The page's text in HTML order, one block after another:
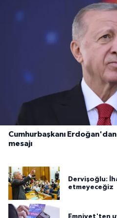
Cumhurbaşkanı
mesajı
Dervişoğlu:
etmeyeceğiz